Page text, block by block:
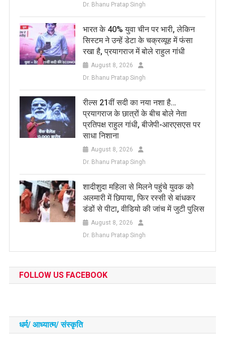
Dr. Bhanu Pratap Singh
भारत के 40% युवा चीन पर भारी, लेकिन
सिस्टम ने उन्हें डेटा के चक्रव्यूह में फंसा
रखा है, प्रयागराज में बोले राहुल गांधी
August 8, 2026
Dr. Bhanu Pratap Singh
रील्स 21वीं सदी का नया नशा है…
प्रयागराज के छात्रों के बीच बोले नेता
प्रतिपक्ष राहुल गांधी, बीजेपी-आरएसएस पर
साधा निशाना
August 8, 2026
Dr. Bhanu Pratap Singh
शादीशुदा महिला से मिलने पहुंचे युवक को
अलमारी में छिपाया, फिर रस्सी से बांधकर
डंडों से पीटा, वीडियो की जांच में जुटी पुलिस
August 8, 2026
Dr. Bhanu Pratap Singh
FOLLOW US FACEBOOK
धर्म/ आध्‍यात्‍म/ संस्‍कृति